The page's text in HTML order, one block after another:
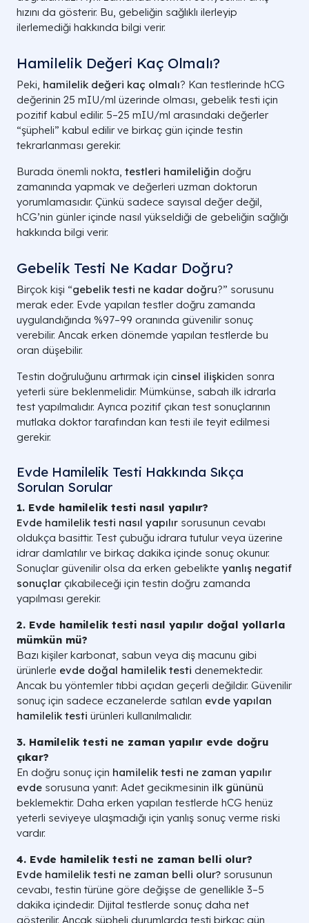
hızını da gösterir. Bu, gebeliğin sağlıklı ilerleyip
ilerlemediği hakkında bilgi verir.
Hamilelik Değeri Kaç Olmalı?
Peki, hamilelik değeri kaç olmalı? Kan testlerinde hCG
değerinin 25 mIU/ml üzerinde olması, gebelik testi için
pozitif kabul edilir. 5–25 mIU/ml arasındaki değerler
“şüpheli” kabul edilir ve birkaç gün içinde testin
tekrarlanması gerekir.
Burada önemli nokta, testleri hamileliğin doğru
zamanında yapmak ve değerleri uzman doktorun
yorumlamasıdır. Çünkü sadece sayısal değer değil,
hCG’nin günler içinde nasıl yükseldiği de gebeliğin sağlığı
hakkında bilgi verir.
Gebelik Testi Ne Kadar Doğru?
Birçok kişi “gebelik testi ne kadar doğru?” sorusunu
merak eder. Evde yapılan testler doğru zamanda
uygulandığında %97–99 oranında güvenilir sonuç
verebilir. Ancak erken dönemde yapılan testlerde bu
oran düşebilir.
Testin doğruluğunu artırmak için cinsel ilişkiden sonra
yeterli süre beklenmelidir. Mümkünse, sabah ilk idrarla
test yapılmalıdır. Ayrıca pozitif çıkan test sonuçlarının
mutlaka doktor tarafından kan testi ile teyit edilmesi
gerekir.
Evde Hamilelik Testi Hakkında Sıkça
Sorulan Sorular
1. Evde hamilelik testi nasıl yapılır?
Evde hamilelik testi nasıl yapılır sorusunun cevabı
oldukça basittir. Test çubuğu idrara tutulur veya üzerine
idrar damlatılır ve birkaç dakika içinde sonuç okunur.
Sonuçlar güvenilir olsa da erken gebelikte yanlış negatif
sonuçlar çıkabileceği için testin doğru zamanda
yapılması gerekir.
2. Evde hamilelik testi nasıl yapılır doğal yollarla
mümkün mü?
Bazı kişiler karbonat, sabun veya diş macunu gibi
ürünlerle evde doğal hamilelik testi denemektedir.
Ancak bu yöntemler tıbbi açıdan geçerli değildir. Güvenilir
sonuç için sadece eczanelerde satılan evde yapılan
hamilelik testi ürünleri kullanılmalıdır.
3. Hamilelik testi ne zaman yapılır evde doğru
çıkar?
En doğru sonuç için hamilelik testi ne zaman yapılır
evde sorusuna yanıt: Adet gecikmesinin ilk gününü
beklemektir. Daha erken yapılan testlerde hCG henüz
yeterli seviyeye ulaşmadığı için yanlış sonuç verme riski
vardır.
4. Evde hamilelik testi ne zaman belli olur?
Evde hamilelik testi ne zaman belli olur? sorusunun
cevabı, testin türüne göre değişse de genellikle 3–5
dakika içindedir. Dijital testlerde sonuç daha net
gösterilir. Ancak şüpheli durumlarda testi birkaç gün